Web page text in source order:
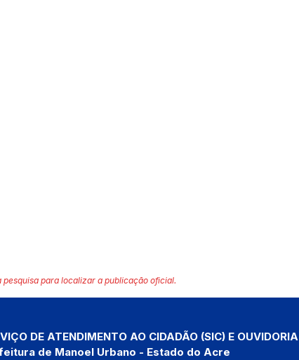
para localizar a publicação oficial.
DE ATENDIMENTO AO CIDADÃO (SIC) E OUVIDORIA
de Manoel Urbano - Estado do Acre